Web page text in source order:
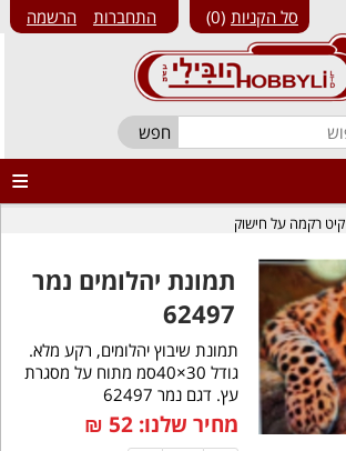
התחברות הרשמה סל הקניות 0
קיט רקמה על חישוק
תמונת יהלומים נמר
62497
תמונת שיבוץ יהלומים, רקע מלא.
גודל 30×40סמ מתוח על מסגרת
עץ. דגם נמר 62497
מחיר שלנו: 52
₪